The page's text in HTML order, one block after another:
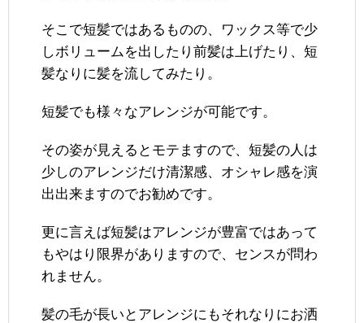
そこで短髪ではあるものの、ワックス等で少
しボリュームを出したり前髪は上げたり、短
髪なりに髪を流してみたり。
短髪でも様々なアレンジが可能です。
その姿が見えるとモテますので、短髪の人は
少しのアレンジだけ清潔感、オシャレ感を演
出出来ますのでお勧めです。
更に言えば短髪はアレンジが豊富ではあって
もやはり限界がありますので、センスが問わ
れません。
髪の毛が長いとアレンジにもそれなりにお洒